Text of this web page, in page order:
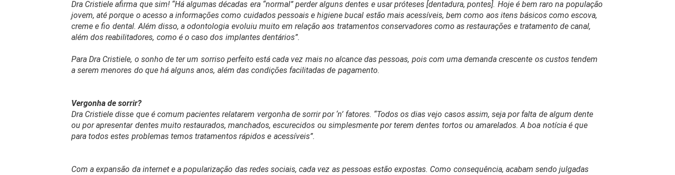
Dra Cristiele afirma que sim! “Há algumas décadas era “normal” perder alguns dentes e usar próteses [dentadura, pontes]. Hoje é bem raro na população
jovem, até porque o acesso a informações como cuidados pessoais e higiene bucal estão mais acessíveis, bem como aos itens básicos como escova,
creme e fio dental. Além disso, a odontologia evoluiu muito em relação aos tratamentos conservadores como as restaurações e tratamento de canal,
além dos reabilitadores, como é o caso dos implantes dentários”.
Para Dra Cristiele, o sonho de ter um sorriso perfeito está cada vez mais no alcance das pessoas, pois com uma demanda crescente os custos tendem
a serem menores do que há alguns anos, além das condições facilitadas de pagamento.
Vergonha de sorrir?
Dra Cristiele disse que é comum pacientes relatarem vergonha de sorrir por ‘n’ fatores. “Todos os dias vejo casos assim, seja por falta de algum dente
ou por apresentar dentes muito restaurados, manchados, escurecidos ou simplesmente por terem dentes tortos ou amarelados. A boa notícia é que
para todos estes problemas temos tratamentos rápidos e acessíveis”.
Com a expansão da internet e a popularização das redes sociais, cada vez as pessoas estão expostas. Como consequência, acabam sendo julgadas